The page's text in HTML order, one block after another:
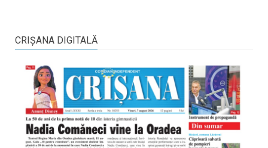
CRIŞANA DIGITALĂ